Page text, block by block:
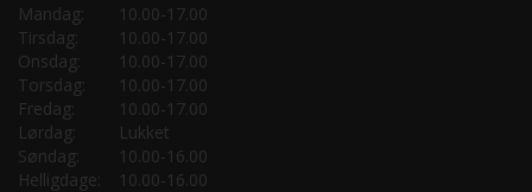
Mandag:
10.00-17.00
Tirsdag:
10.00-17.00
Onsdag:
10.00-17.00
Torsdag:
10.00-17.00
Fredag:
10.00-17.00
Lørdag:
Lukket
Søndag:
10.00-16.00
Helligdage:
10.00-16.00